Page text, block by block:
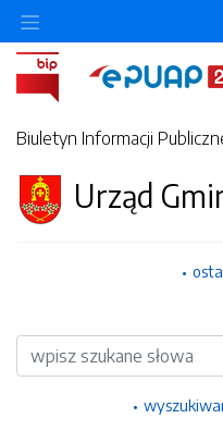
Biuletyn Informacji
Urząd
Wyszukiwarka